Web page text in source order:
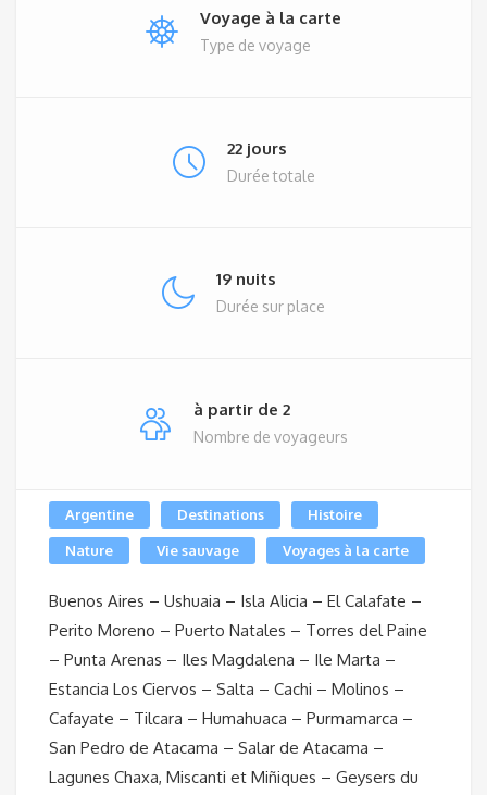
Voyage à la carte
Type de voyage
22 jours
Durée totale
19 nuits
Durée sur place
à partir de 2
Nombre de voyageurs
Argentine Destinations Histoire
Nature Vie sauvage Voyages à la carte
Buenos Aires – Ushuaia – Isla Alicia – El Calafate –
Perito Moreno – Puerto Natales – Torres del Paine
– Punta Arenas – Iles Magdalena – Ile Marta –
Estancia Los Ciervos – Salta – Cachi – Molinos –
Cafayate – Tilcara – Humahuaca – Purmamarca –
San Pedro de Atacama – Salar de Atacama –
Lagunes Chaxa, Miscanti et Miñiques – Geysers du